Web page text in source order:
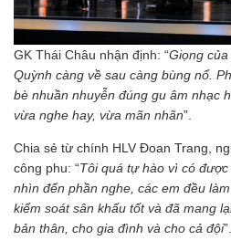
GK Thái Châu nhận định: “Giọng
Quỳnh càng về sau càng bùng nổ.
bè nhuần nhuyễn đúng gu âm nhạc
vừa nghe hay, vừa mãn nhãn”.
Chia sẻ từ chính HLV Đoan Trang,
công phu: “Tôi quá tự hào vì có
nhìn đến phần nghe, các em đều
kiểm soát sân khấu tốt và đã mang
bản thân, cho gia đình và cho cả đội”.